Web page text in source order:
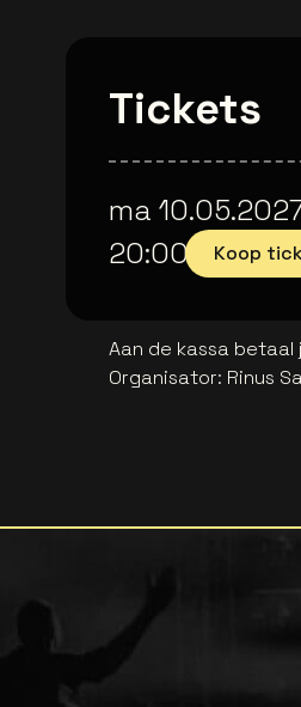
Tickets
ma
20:00
Koop
Aan de kassa
Organisator: Rinus